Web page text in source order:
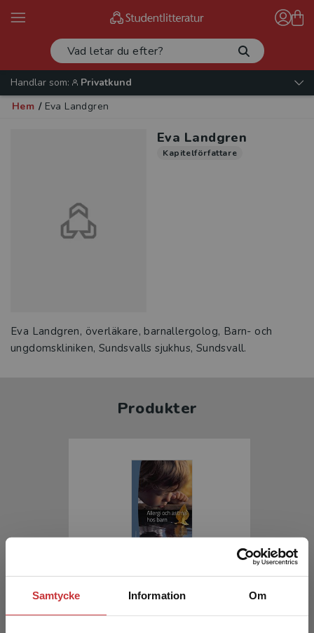
Samtycke Information Om
Handlar som:
Privatkund
Hem / Eva Landgren
Eva Landgren
Kapitelförfattare
Eva Landgren, överläkare, barnallergolog, Barn- och
ungdomskliniken, Sundsvalls sjukhus, Sundsvall.
Produkter
Allergi och astma hos barn
Hedlin, Gunilla m.fl. (red.)